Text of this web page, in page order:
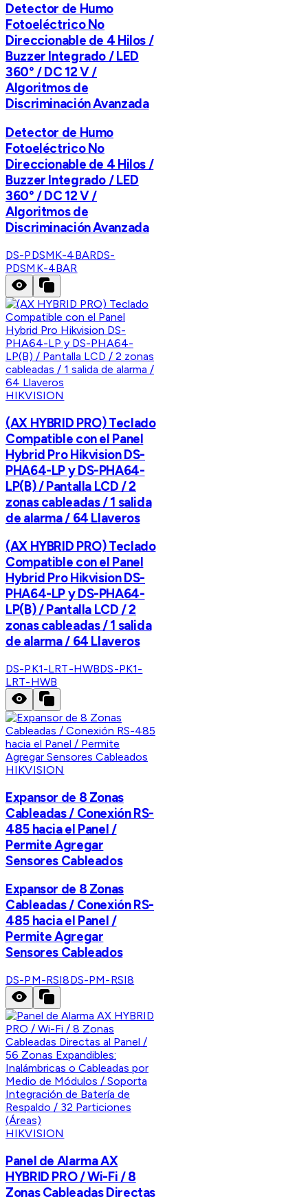
Detector de Humo
Fotoeléctrico No
Direccionable de 4 Hilos /
Buzzer Integrado / LED
360° / DC 12 V /
Algoritmos de
Discriminación Avanzada
Detector de Humo
Fotoeléctrico No
Direccionable de 4 Hilos /
Buzzer Integrado / LED
360° / DC 12 V /
Algoritmos de
Discriminación Avanzada
DS-PDSMK-4BARDS-
PDSMK-4BAR
HIKVISION
(AX HYBRID PRO) Teclado
Compatible con el Panel
Hybrid Pro Hikvision DS-
PHA64-LP y DS-PHA64-
LP(B) / Pantalla LCD / 2
zonas cableadas / 1 salida
de alarma / 64 Llaveros
(AX HYBRID PRO) Teclado
Compatible con el Panel
Hybrid Pro Hikvision DS-
PHA64-LP y DS-PHA64-
LP(B) / Pantalla LCD / 2
zonas cableadas / 1 salida
de alarma / 64 Llaveros
DS-PK1-LRT-HWBDS-PK1-
LRT-HWB
HIKVISION
Expansor de 8 Zonas
Cableadas / Conexión RS-
485 hacia el Panel /
Permite Agregar
Sensores Cableados
Expansor de 8 Zonas
Cableadas / Conexión RS-
485 hacia el Panel /
Permite Agregar
Sensores Cableados
DS-PM-RSI8DS-PM-RSI8
HIKVISION
Panel de Alarma AX
HYBRID PRO / Wi-Fi / 8
Zonas Cableadas Directas